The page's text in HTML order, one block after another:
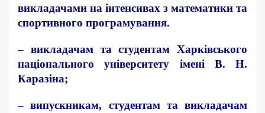
викладачами на інтенсивах з математики та
спортивного програмування.
– викладачам та студентам Харківського
національного університету імені В. Н.
Каразіна;
– випускникам, студентам та викладачам